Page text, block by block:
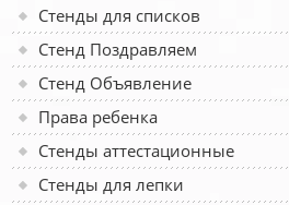
Стенды для списков
Стенд Поздравляем
Стенд Объявление
Права ребенка
Стенды аттестационные
Стенды для лепки